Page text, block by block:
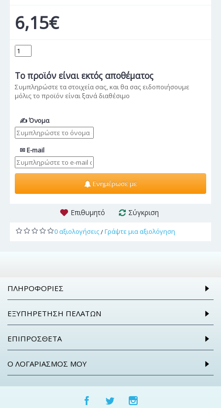
6,15€
Το προϊόν είναι εκτός αποθέματος
Συμπληρώστε τα στοιχεία σας, και θα σας ειδοποιήσουμε
μόλις το προϊόν είναι ξανά διαθέσιμο
✍ Όνομα
✉ E-mail
Ενημέρωσε με
Επιθυμητό Σύγκριση
0 αξιολογήσεις/Γράψτε μια αξιολόγηση
ΠΛΗΡΟΦΟΡΊΕΣ
ΕΞΥΠΗΡΈΤΗΣΗ ΠΕΛΑΤΏΝ
ΕΠΙΠΡΌΣΘΕΤΑ
Ο ΛΟΓΑΡΙΑΣΜΌΣ ΜΟΥ